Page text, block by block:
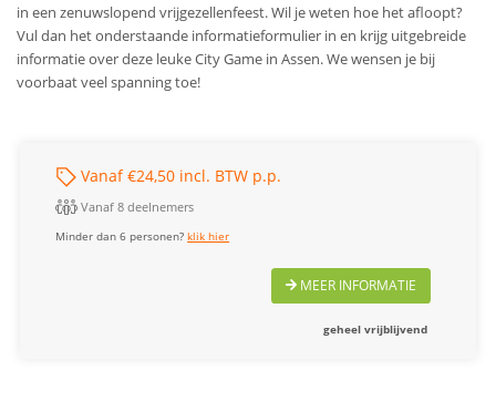
in een zenuwslopend vrijgezellenfeest. Wil je weten hoe het afloopt?
Vul dan het onderstaande informatieformulier in en krijg uitgebreide
informatie over deze leuke City Game in Assen. We wensen je bij
voorbaat veel spanning toe!
Vanaf €24,50 incl. BTW p.p.
Vanaf 8 deelnemers
Minder dan 6 personen?klik hier
MEER INFORMATIE
geheel vrijblijvend